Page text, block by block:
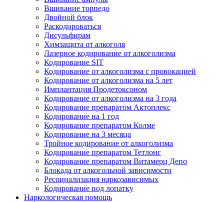
Вшивание торпедо
Двойной блок
Раскодироваться
Дисульфирам
Химзащита от алкоголя
Лазерное кодирование от алкоголизма
Кодирование SIT
Кодирование от алкоголизма с провокацией
Кодирование от алкоголизма на 5 лет
Имплантация Продетоксоном
Кодирование от алкоголизма на 3 года
Кодирование препаратом Актоплекс
Кодирование на 1 год
Кодирование препаратом Колме
Кодирование на 3 месяца
Тройное кодирование от алкоголизма
Кодирование препаратом Тетлонг
Кодирование препаратом Витамерц Депо
Блокада от алкогольной зависимости
Ресоциализация наркозависимых
Кодирование под лопатку
Наркологическая помощь